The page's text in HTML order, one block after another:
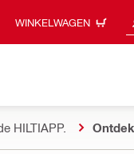
WINKELWAGEN
HILTIAPP.